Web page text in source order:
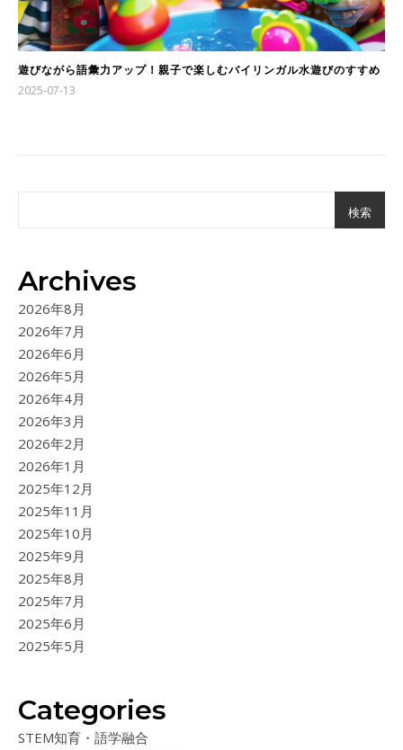
遊びながら語彙力アップ！親子で楽しむバイリンガル水遊びのすすめ
2025-07-13
検索
Archives
2026年8月
2026年7月
2026年6月
2026年5月
2026年4月
2026年3月
2026年2月
2026年1月
2025年12月
2025年11月
2025年10月
2025年9月
2025年8月
2025年7月
2025年6月
2025年5月
Categories
STEM知育・語学融合